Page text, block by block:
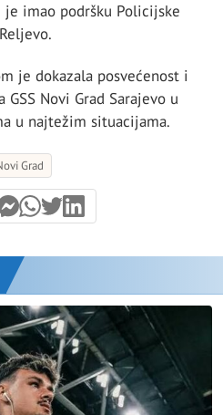
imao podršku Policijske
je dokazala posvećenost i
Novi Grad Sarajevo u
u najtežim situacijama.
Grad